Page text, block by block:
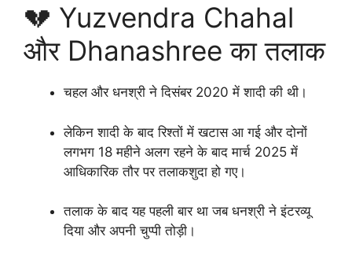
💔 Yuzvendra Chahal
और Dhanashree का तलाक
चहल और धनश्री नेदिसंबर 2020 में शादी की थी।
लेकिन शादी के बाद रिश्तों में खटास आ गई और दोनों
लगभग 18 महीने अलग रहने के बाद मार्च 2025 में
आधिकारिक तौर पर तलाकशुदा हो गए।
तलाक के बाद यह पहली बार था जब धनश्री ने इंटरव्यू
दिया और अपनी चुप्पी तोड़ी।